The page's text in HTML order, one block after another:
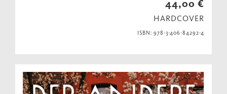
44,00 €
HARDCOVER
ISBN: 978-3-406-84292-4